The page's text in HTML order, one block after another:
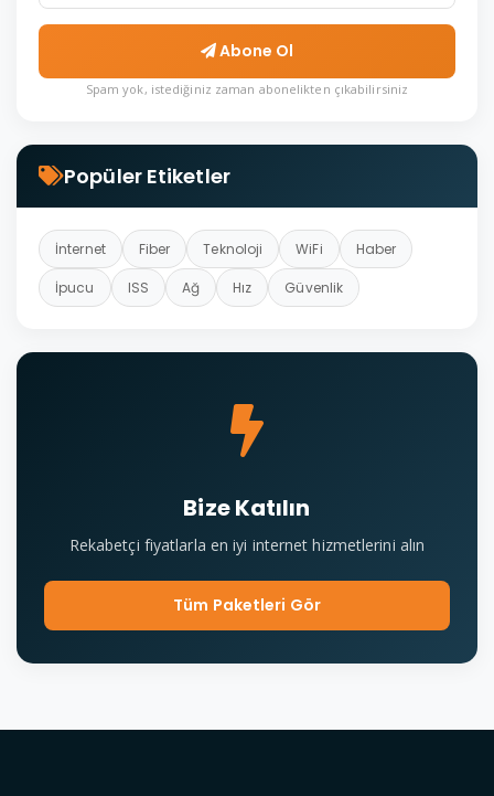
Abone Ol
Spam yok, istediğiniz zaman abonelikten çıkabilirsiniz
Popüler Etiketler
İnternet Fiber Teknoloji WiFi Haber
İpucu ISS Ağ Hız Güvenlik
Bize Katılın
Rekabetçi fiyatlarla en iyi internet hizmetlerini alın
Tüm Paketleri Gör